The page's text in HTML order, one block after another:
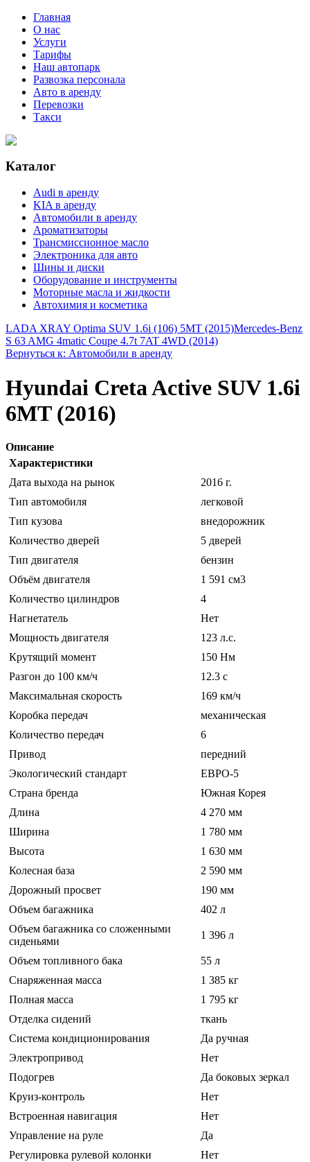
Главная
О нас
Услуги
Тарифы
Наш автопарк
Развозка персонала
Авто в аренду
Перевозки
Такси
Каталог
Audi в аренду
KIA в аренду
Автомобили в аренду
Ароматизаторы
Трансмиссионное масло
Электроника для авто
Шины и диски
Оборудование и инструменты
Моторные масла и жидкости
Автохимия и косметика
LADA XRAY Optima SUV 1.6i (106) 5MT (2015)Mercedes-Benz
S 63 AMG 4matic Coupe 4.7t 7AT 4WD (2014)
Вернуться к: Автомобили в аренду
Hyundai Creta Active SUV 1.6i
6MT (2016)
Описание
Характеристики
Дата выхода на рынок
2016 г.
Тип автомобиля
легковой
Тип кузова
внедорожник
Количество дверей
5 дверей
Тип двигателя
бензин
Объём двигателя
1 591 см3
Количество цилиндров
4
Нагнетатель
Нет
Мощность двигателя
123 л.с.
Крутящий момент
150 Нм
Разгон до 100 км/ч
12.3 c
Максимальная скорость
169 км/ч
Коробка передач
механическая
Количество передач
6
Привод
передний
Экологический стандарт
ЕВРО-5
Страна бренда
Южная Корея
Длина
4 270 мм
Ширина
1 780 мм
Высота
1 630 мм
Колесная база
2 590 мм
Дорожный просвет
190 мм
Объем багажника
402 л
Объем багажника со сложенными
сиденьями
1 396 л
Объем топливного бака
55 л
Снаряженная масса
1 385 кг
Полная масса
1 795 кг
Отделка сидений
ткань
Система кондиционирования
Да ручная
Электропривод
Нет
Подогрев
Да боковых зеркал
Круиз-контроль
Нет
Встроенная навигация
Нет
Управление на руле
Да
Регулировка рулевой колонки
Нет